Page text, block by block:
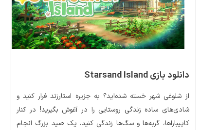
دانلود بازی Starsand Island
از شلوغی شهر خسته شده‌اید؟ به جزیره استارزند فرار کنید و
شادی‌های ساده زندگی روستایی را در آغوش بگیرید! در کنار
کاپیباراها، گربه‌ها و سگ‌ها زندگی کنید، یک صید بزرگ انجام